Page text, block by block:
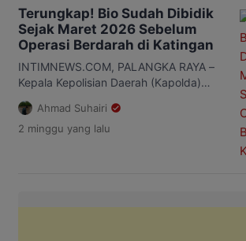
Tumbang Kalemei, Kecamatan Katingan
Tengah, Kabupaten Katingan beberapa
waktu lalu. Barang bukti yang
diamankan mulai dari sabu, senjata
tajam berupa parang, hingga senapan
dum-dum yang […]
Terungkap! Bio Sudah Dibidik
Sejak Maret 2026 Sebelum
Operasi Berdarah di Katingan
INTIMNEWS.COM, PALANGKA RAYA –
Kepala Kepolisian Daerah (Kapolda)
Kalimantan Tengah (Kalteng), Irjen Pol
Iwan Kurniawan mengungkapkan,
bandar narkoba berinisial B (Bio) yang
Bio diduga kembali mengedarkan sabu
Ahmad Suhairi
2 minggu yang lalu